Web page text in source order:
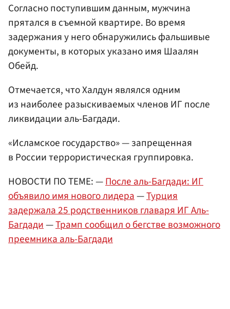
Согласно поступившим данным, мужчина
прятался в съемной квартире. Во время
задержания у него обнаружились фальшивые
документы, в которых указано имя Шаалян
Обейд.
Отмечается, что Халдун являлся одним
из наиболее разыскиваемых членов ИГ после
ликвидации аль-Багдади.
«Исламское государство» — запрещенная
в России террористическая группировка.
НОВОСТИ ПО ТЕМЕ: —После аль-Багдади: ИГ
объявило имя нового лидера—Турция
задержала 25 родственников главаря ИГ Аль-
Багдади—Трамп сообщил о бегстве возможного
преемника аль-Багдади